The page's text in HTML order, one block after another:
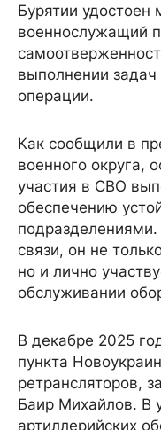
Бурятии
военнослужащий
выполнении задач
операции.
Как сообщили в
военного округа,
участия в СВО
обеспечению
связи, он не
но и лично
обслуживании
В декабре 2025
пункта
ретрансляторов,
Баир Михайлов. В
артиллерийских